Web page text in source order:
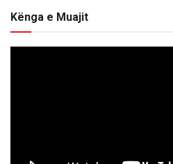
Kënga e Muajit